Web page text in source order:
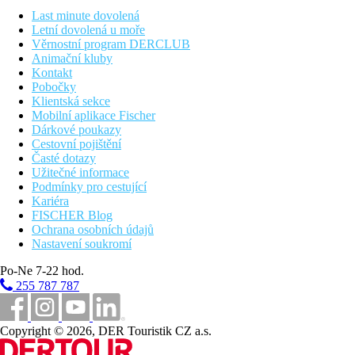
5,1 km
Centrum města
Pláž
Lehátka na pláži za poplatek
Slunečníky na pláži za poplatek
Plážová dovolená
Bazény
Lehátka a slunečníky u bazénu zdarma
Dětský bazén
Fotogalerie
Last minute dovolená
Letní dovolená u moře
Věrnostní program DERCLUB
Animační kluby
Kontakt
Pobočky
Klientská sekce
Mobilní aplikace Fischer
Dárkové poukazy
Cestovní pojištění
Časté dotazy
Užitečné informace
Podmínky pro cestující
Kariéra
FISCHER Blog
Ochrana osobních údajů
Nastavení soukromí
Po-Ne 7-22 hod.
255 787 787
Copyright © 2026, DER Touristik CZ a.s.